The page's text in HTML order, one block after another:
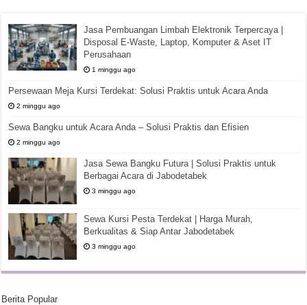
Jasa Pembuangan Limbah Elektronik Terpercaya |
Disposal E-Waste, Laptop, Komputer & Aset IT
Perusahaan
1 minggu ago
Persewaan Meja Kursi Terdekat: Solusi Praktis untuk Acara Anda
2 minggu ago
Sewa Bangku untuk Acara Anda – Solusi Praktis dan Efisien
2 minggu ago
Jasa Sewa Bangku Futura | Solusi Praktis untuk
Berbagai Acara di Jabodetabek
3 minggu ago
Sewa Kursi Pesta Terdekat | Harga Murah,
Berkualitas & Siap Antar Jabodetabek
3 minggu ago
Berita Popular